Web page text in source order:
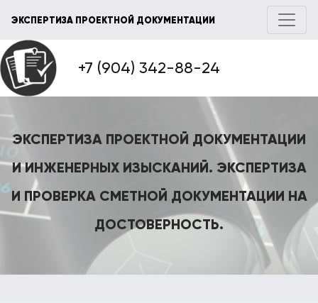
ЭКСПЕРТИЗА ПРОЕКТНОЙ ДОКУМЕНТАЦИИ
+7 (904) 342-88-24
ЭКСПЕРТИЗА ПРОЕКТНОЙ ДОКУМЕНТАЦИИ
И ИНЖЕНЕРНЫХ ИЗЫСКАНИЙ. ЭКСПЕРТИЗА
И ПРОВЕРКА СМЕТНОЙ ДОКУМЕНТАЦИИ НА
ДОСТОВЕРНОСТЬ.